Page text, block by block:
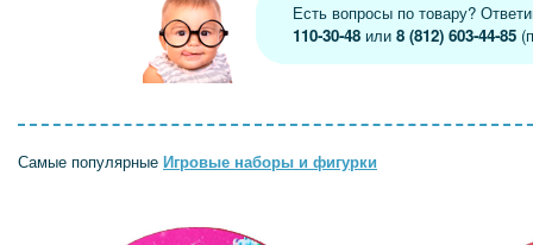
Есть вопросы по товару?
110-30-48 или8 (812) 603-44-85
Самые популярные Игровые наборы и фигурки